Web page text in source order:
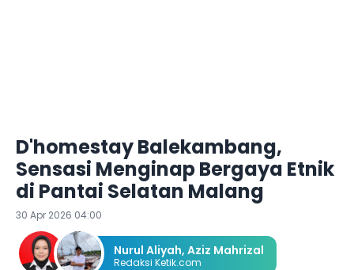
D'homestay Balekambang,
Sensasi Menginap Bergaya Etnik
di Pantai Selatan Malang
30 Apr 2026 04:00
Nurul Aliyah, Aziz Mahrizal
Redaksi Ketik.com